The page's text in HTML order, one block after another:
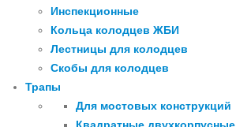
Инспекционные
Кольца колодцев ЖБИ
Лестницы для колодцев
Скобы для колодцев
Трапы
Для мостовых конструкций